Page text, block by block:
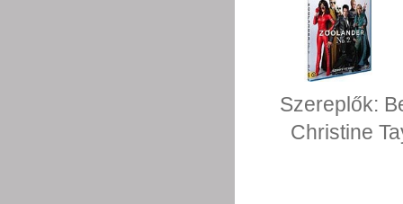
Szereplők:
Christine